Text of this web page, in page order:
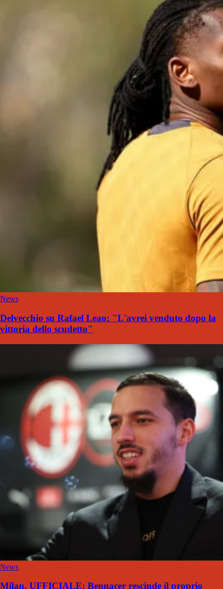
News
Delvecchio su Rafael Leao: "L'avrei venduto dopo la
vittoria dello scudetto"
News
Milan, UFFICIALE: Bennacer rescinde il proprio